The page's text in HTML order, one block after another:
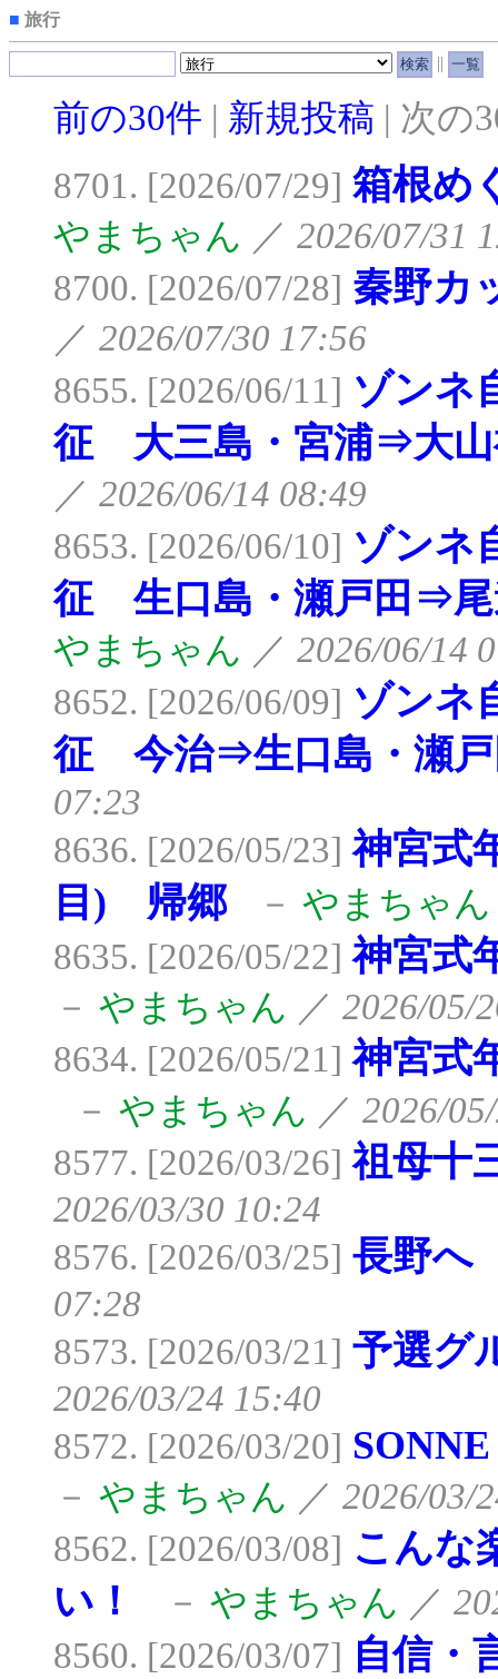
■ 旅行
||
前の30件 | 新規投稿 | 次の
8701. [2026/07/29] 箱根め
やまちゃん ／ 2026/07/31
8700. [2026/07/28] 秦野カ
／ 2026/07/30 17:56
8655. [2026/06/11] ゾンネ
征 大三島・宮浦⇒大
／ 2026/06/14 08:49
8653. [2026/06/10] ゾンネ
征 生口島・瀬戸田⇒
やまちゃん ／ 2026/06/14
8652. [2026/06/09] ゾンネ
征 今治⇒生口島・瀬
07:23
8636. [2026/05/23] 神宮式
目) 帰郷
－ やまちゃん
8635. [2026/05/22] 神宮式
－ やまちゃん ／ 2026/05/
8634. [2026/05/21] 神宮式
－ やまちゃん ／ 2026/
8577. [2026/03/26] 祖母十
2026/03/30 10:24
8576. [2026/03/25] 長野へ
07:28
8573. [2026/03/21] 予選グ
2026/03/24 15:40
8572. [2026/03/20]
－ やまちゃん ／ 2026/03/
8562. [2026/03/08] こんな
い！
－ やまちゃん ／
8560. [2026/03/07] 自信・